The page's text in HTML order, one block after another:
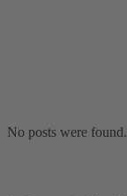
No posts were found.